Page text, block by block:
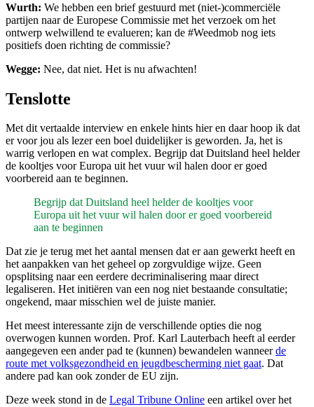
Wurth: We hebben een brief gestuurd met (niet-)commerciële
partijen naar de Europese Commissie met het verzoek om het
ontwerp welwillend te evalueren; kan de #Weedmob nog iets
positiefs doen richting de commissie?
Wegge: Nee, dat niet. Het is nu afwachten!
Tenslotte
Met dit vertaalde interview en enkele hints hier en daar hoop ik dat
er voor jou als lezer een boel duidelijker is geworden. Ja, het is
warrig verlopen en wat complex. Begrijp dat Duitsland heel helder
de kooltjes voor Europa uit het vuur wil halen door er goed
voorbereid aan te beginnen.
Begrijp dat Duitsland heel helder de kooltjes voor
Europa uit het vuur wil halen door er goed voorbereid
aan te beginnen
Dat zie je terug met het aantal mensen dat er aan gewerkt heeft en
het aanpakken van het geheel op zorgvuldige wijze. Geen
opsplitsing naar een eerdere decriminalisering maar direct
legaliseren. Het initiëren van een nog niet bestaande consultatie;
ongekend, maar misschien wel de juiste manier.
Het meest interessante zijn de verschillende opties die nog
overwogen kunnen worden. Prof. Karl Lauterbach heeft al eerder
aangegeven een ander pad te (kunnen) bewandelen wanneerde
route met volksgezondheid en jeugdbescherming niet gaat. Dat
andere pad kan ook zonder de EU zijn.
Deze week stond in de Legal Tribune Online een artikel over het